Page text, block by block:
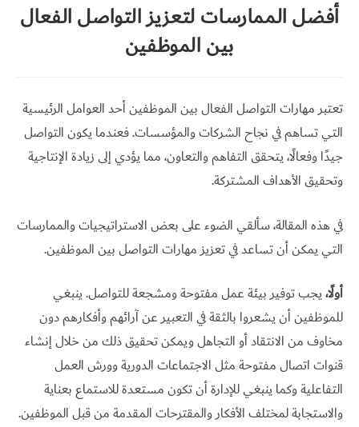
تواصل
أفضل الممارسات لتعزيز التواصل الفعال
بين الموظفين
تعتبر مهارات التواصل الفعال بين الموظفين أحد العوامل الرئيسية
التي تساهم في نجاح الشركات والمؤسسات. فعندما يكون التواصل
جيدًا وفعالًا، يتحقق التفاهم والتعاون، مما يؤدي إلى زيادة الإنتاجية
وتحقيق الأهداف المشتركة.
في هذه المقالة، سألقي الضوء على بعض الاستراتيجيات والممارسات
التي يمكن أن تساعد في تعزيز مهارات التواصل بين الموظفين.
أولًا،يجب توفير بيئة عمل مفتوحة ومشجعة للتواصل. ينبغي
للموظفين أن يشعروا بالثقة في التعبير عن آرائهم وأفكارهم دون
مخاوف من الانتقاد أو التجاهل ويمكن تحقيق ذلك من خلال إنشاء
قنوات اتصال مفتوحة مثل الاجتماعات الدورية وورش العمل
التفاعلية وكما ينبغي للإدارة أن تكون مستعدة للاستماع بعناية
والاستجابة لمختلف الأفكار والمقترحات المقدمة من قبل الموظفين.